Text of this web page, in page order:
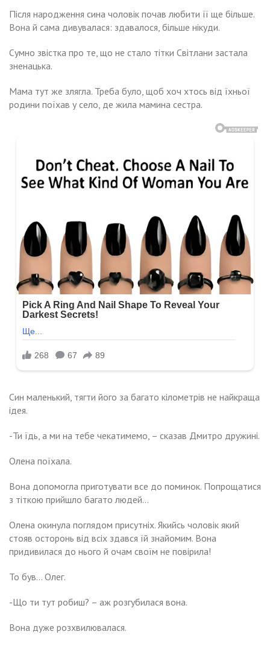
Після народження сина чоловік почав любити її ще більше.
Вона й сама дивувалася: здавалося, більше нікуди.
Сумно звістка про те, що не стало тітки Світлани застала
зненацька.
Мама тут же злягла. Треба було, щоб хоч хтось від їхньої
родини поїхав у село, де жила мамина сестра.
Син маленький, тягти його за багато кілометрів не найкраща
ідея.
-Ти їдь, а ми на тебе чекатимемо, – сказав Дмитро дружині.
Олена поїхала.
Вона допомогла приготувати все до поминок. Попрощатися
з тіткою прийшло багато людей…
Олена окинула поглядом присутніх. Якийсь чоловік який
стояв осторонь від всіх здався їй знайомим. Вона
придивилася до нього й очам своїм не повірила!
То був… Олег.
-Що ти тут робиш? – аж розгубилася вона.
Вона дуже розхвилювалася.